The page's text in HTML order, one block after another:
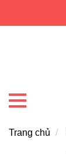
Trang chủ